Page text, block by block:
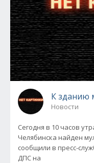
К зданию
Новости
Сегодня в 10 часов
Челябинска найден
сообщили в пресс-
ДПС на